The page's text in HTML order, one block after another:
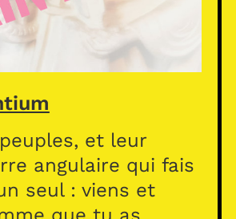
et leur
angulaire qui fais
seul : viens et